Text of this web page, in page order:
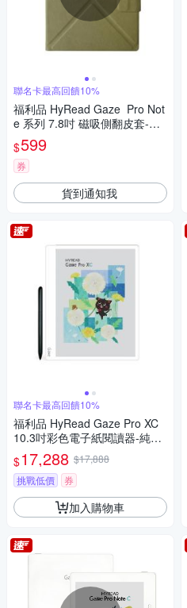
聯名卡最高回饋10%
福利品 HyRead Gaze Pro Not
e 系列 7.8吋 磁吸側翻皮套-抹
茶綠
$599
券
貨到通知我
聯名卡最高回饋10%
福利品 HyRead Gaze Pro XC
10.3吋彩色電子紙閱讀器-純淨
白
$17,288 $17,888
挑戰低價
券
加入購物車